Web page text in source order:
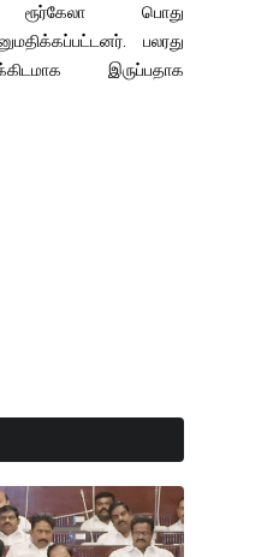
ரூர்கேலா பொது
பலரது
இருப்பதாக